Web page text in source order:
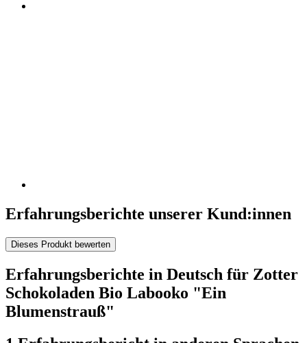
Erfahrungsberichte unserer Kund:innen
Dieses Produkt bewerten
Erfahrungsberichte in Deutsch für Zotter
Schokoladen Bio Labooko "Ein
Blumenstrauß"